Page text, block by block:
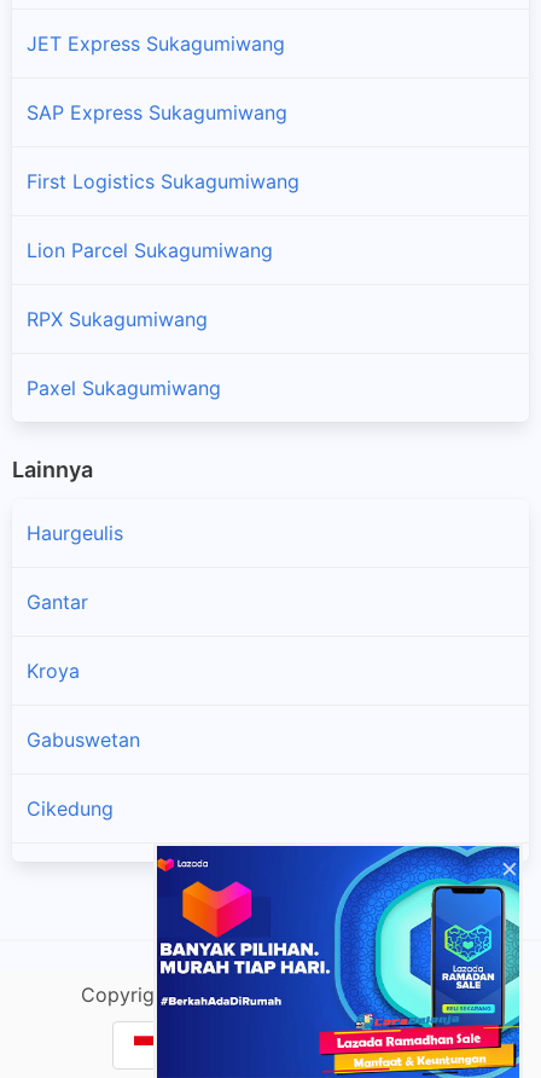
JET Express Sukagumiwang
SAP Express Sukagumiwang
First Logistics Sukagumiwang
Lion Parcel Sukagumiwang
RPX Sukagumiwang
Paxel Sukagumiwang
Lainnya
Haurgeulis
Gantar
Kroya
Gabuswetan
Cikedung
Bangodua
Copyright @ lacako.com | Sitemap | v.Do
Cek Resi & Lacak Paket
×